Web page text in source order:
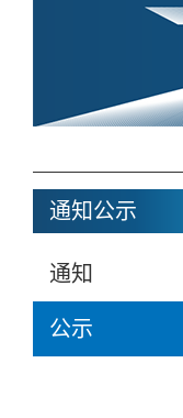
通知公示
通知
公示